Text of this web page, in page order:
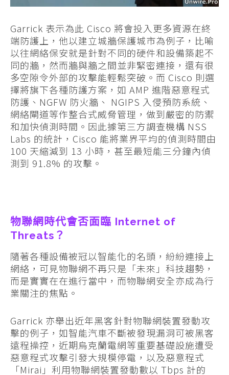
Garrick 表示為此 Cisco 將會投入更多資源在終
端防護上，他以建立城牆保護城市為例子，比喻
以往網絡保安就是針對不同的硬件和設備築起不
同的牆，然而牆與牆之間並非緊密連接，還有很
多空隙令外部的攻擊能輕鬆突破。而 Cisco 則選
擇將旗下各種防護方案，如 AMP 進階惡意程式
防護、NGFW 防火牆、 NGIPS 入侵預防系統、
網絡閘道等作整合式威脅管理，做到嚴密的防禦
和加快偵測時間。因此據第三方調查機構 NSS
Labs 的統計，Cisco 能將業界平均的偵測時間由
100 天縮減到 13 小時，甚至最短能三分鐘內偵
測到 91.8% 的攻擊。
物聯網時代會否面臨 Internet of
Threats？
隨著各種設備被冠以智能化的名頭，紛紛連接上
網絡，可見物聯網不再只是「未來」科技趨勢，
而是實實在在進行當中，而物聯網安全亦成為行
業關注的焦點。
Garrick 亦舉出近年黑客針對物聯網裝置發動攻
擊的例子，如智能汽車不斷被發現漏洞可被黑客
遠程操控，近期烏克蘭電網等重要基礎設施遭受
惡意程式攻擊引發大規模停電，以及惡意程式
「Mirai」利用物聯網裝置發動數以 Tbps 計的